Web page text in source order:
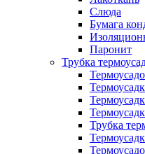
Слюда
Бумага
Паронит
Трубка
Трубка